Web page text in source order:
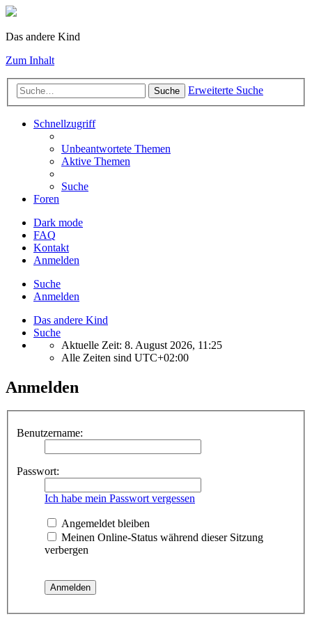
Das andere Kind
Zum Inhalt
Suche Erweiterte Suche
Schnellzugriff
Unbeantwortete Themen
Aktive Themen
Suche
Foren
Dark mode
FAQ
Kontakt
Anmelden
Suche
Anmelden
Das andere Kind
Suche
Aktuelle Zeit: 8. August 2026, 11:25
Alle Zeiten sind UTC+02:00
Anmelden
Benutzername:
Passwort:
Ich habe mein Passwort vergessen
Angemeldet bleiben
Meinen Online-Status während dieser Sitzung
verbergen